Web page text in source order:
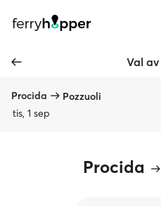
Val
Procida
Pozzuoli
tis, 1 sep
Procida